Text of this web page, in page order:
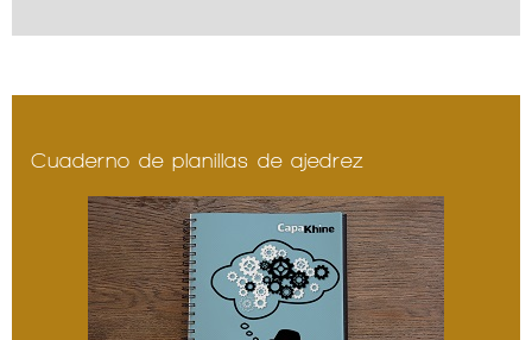
Cuaderno de planillas de ajedrez